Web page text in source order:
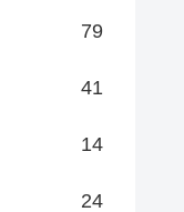
79
41
14
24